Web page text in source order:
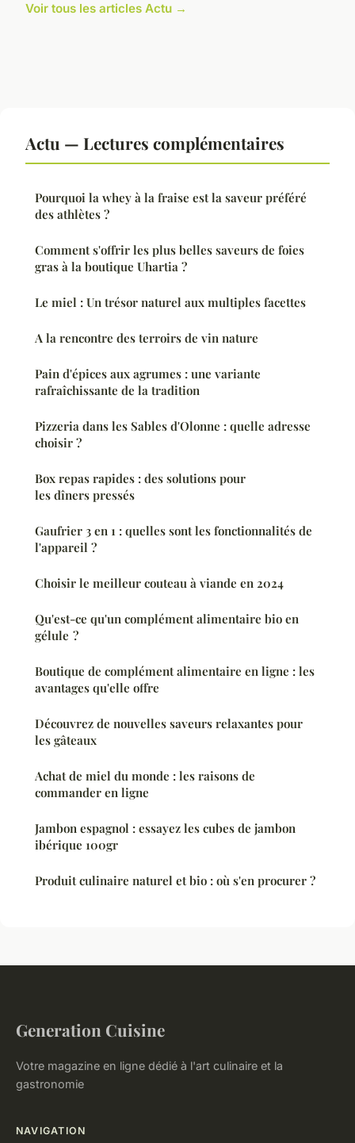
Voir tous les articles Actu →
Actu — Lectures complémentaires
Pourquoi la whey à la fraise est la saveur préféré
des athlètes ?
Comment s'offrir les plus belles saveurs de foies
gras à la boutique Uhartia ?
Le miel : Un trésor naturel aux multiples facettes
A la rencontre des terroirs de vin nature
Pain d'épices aux agrumes : une variante
rafraîchissante de la tradition
Pizzeria dans les Sables d'Olonne : quelle adresse
choisir ?
Box repas rapides : des solutions pour
les dîners pressés
Gaufrier 3 en 1 : quelles sont les fonctionnalités de
l'appareil ?
Choisir le meilleur couteau à viande en 2024
Qu'est-ce qu'un complément alimentaire bio en
gélule ?
Boutique de complément alimentaire en ligne : les
avantages qu'elle offre
Découvrez de nouvelles saveurs relaxantes pour
les gâteaux
Achat de miel du monde : les raisons de
commander en ligne
Jambon espagnol : essayez les cubes de jambon
ibérique 100gr
Produit culinaire naturel et bio : où s'en procurer ?
Generation Cuisine
Votre magazine en ligne dédié à l'art culinaire et la
gastronomie
NAVIGATION